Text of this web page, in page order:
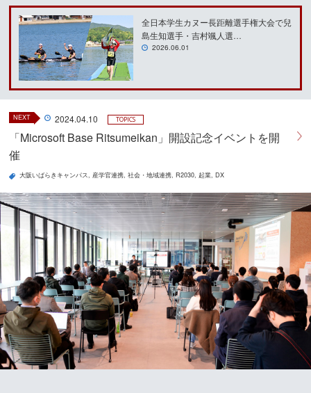
全日本学生カヌー⻑距離選手権大会で兒
島生知選手・吉村颯人選…
2026.06.01
NEXT 2024.04.10 TOPICS
「Microsoft Base Ritsumeikan」開設記念イベントを開
催
大阪いばらきキャンパス 産学官連携 社会・地域連携 R2030 起業 DX